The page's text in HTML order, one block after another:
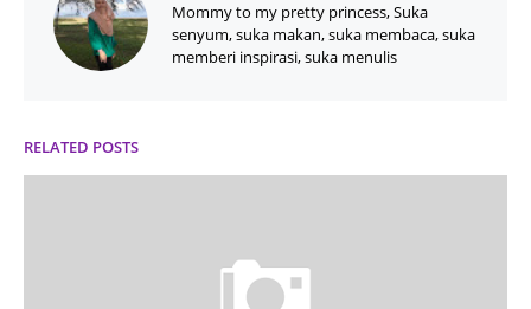
Mommy to my pretty princess, Suka
senyum, suka makan, suka membaca, suka
memberi inspirasi, suka menulis
RELATED POSTS